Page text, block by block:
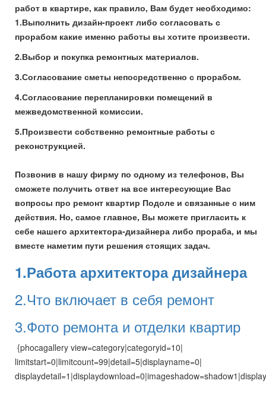
работ в квартире, как правило, Вам будет необходимо:
1.Выполнить дизайн-проект либо согласовать с
прорабом какие именно работы вы хотите произвести.
2.Выбор и покупка ремонтных материалов.
3.Согласование сметы непосредственно с прорабом.
4.Согласование перепланировки помещений в
межведомственной комиссии.
5.Произвести собственно ремонтные работы с
реконструкцией.
Позвонив в нашу фирму по одному из телефонов, Вы
сможете получить ответ на все интересующие Вас
вопросы про ремонт квартир Подоле и связанные с ним
действия. Но, самое главное, Вы можете пригласить к
себе нашего архитектора-дизайнера либо прораба, и мы
вместе наметим пути решения стоящих задач.
1.Работа архитектора дизайнера
2.Что включает в себя ремонт
3.Фото ремонта и отделки квартир
{phocagallery view=category|categoryid=10|
limitstart=0|limitcount=99|detail=5|displayname=0|